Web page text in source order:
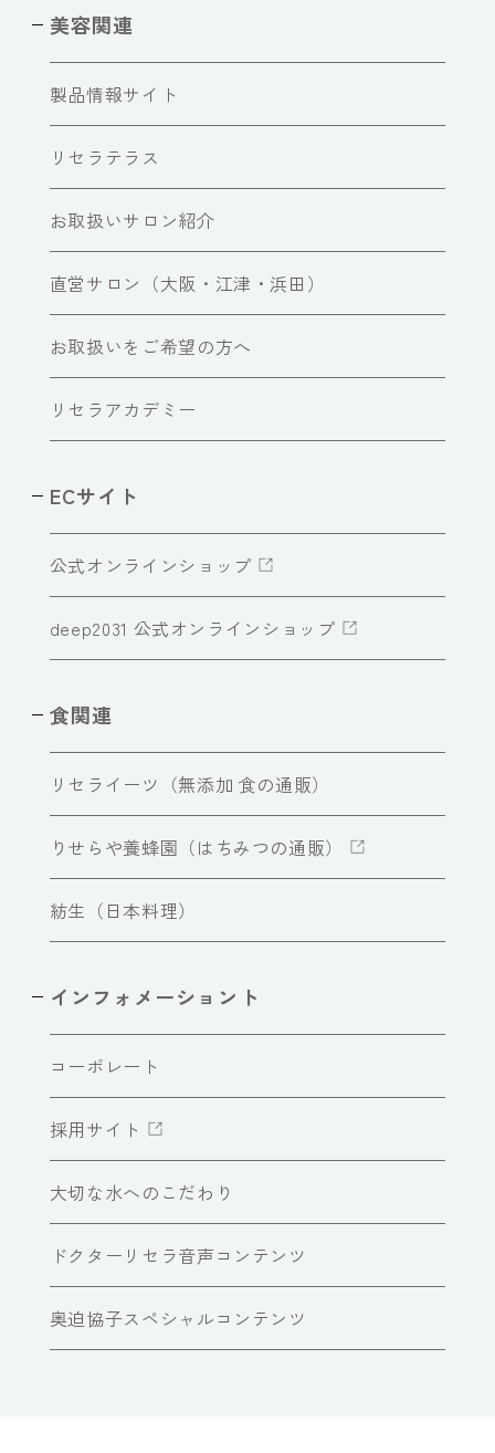
美容関連
製品情報サイト
リセラテラス
お取扱いサロン紹介
直営サロン（大阪・江津・浜田）
お取扱いをご希望の方へ
リセラアカデミー
ECサイト
公式オンラインショップ
deep2031 公式オンラインショップ
食関連
リセライーツ（無添加 食の通販）
りせらや養蜂園（はちみつの通販）
紡生（日本料理）
インフォメーショント
コーポレート
採用サイト
大切な水へのこだわり
ドクターリセラ音声コンテンツ
奥迫協子スペシャルコンテンツ